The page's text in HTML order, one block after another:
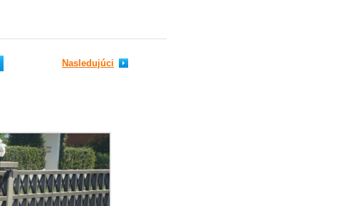
Nasledujúci